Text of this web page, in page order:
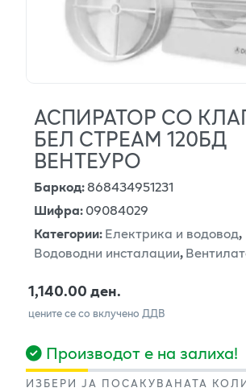
АСПИРАТОР СО
БЕЛ СТРЕАМ 120БД
ВЕНТЕУРО
Баркод:868434951231
Шифра:09084029
Категории:Електрика и водовод,
Водоводни инсталации,
1,140.00 ден.
цените се со вклучено ДДВ
Производот е на залиха!
ИЗБЕРИ ЈА ПОСАКУВАНАТА